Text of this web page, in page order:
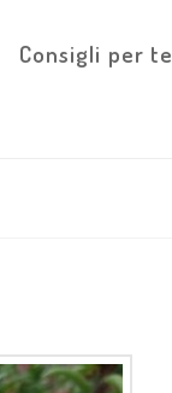
Consigli per te